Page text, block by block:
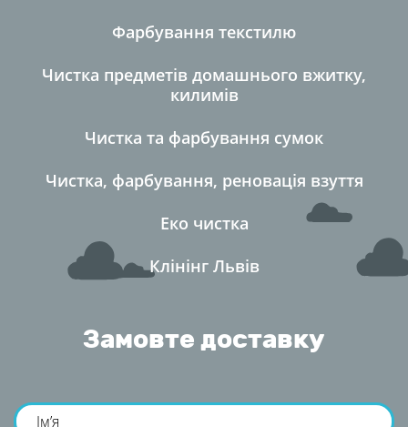
Фарбування текстилю
Чистка предметів домашнього вжитку,
килимі
Чистка та фарбування сумок
Чистка, фарбування, реновація взуття
Еко чистка
Клінінг Льві
Замовте доставку